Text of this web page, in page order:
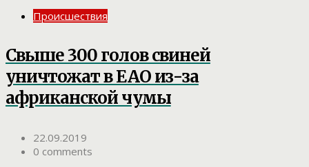
Происшествия
Свыше 300 голов свиней
уничтожат в ЕАО из-за
африканской чумы
22.09.2019
0 comments